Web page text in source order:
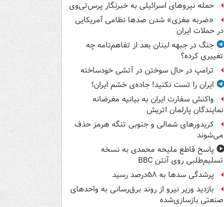
حمله نیروهای اسرائیلی به خبرنگار پرس‌تی‌وی
«ضربه مغزی» شدن صدها نظامی آمریکایی
در حملات ایران
جنگ در جبهه لبنان بعد از تفاهم‌نامه چه
تغییری کرده؟
ترامپ در حال سوختن در آتشی خودساخته
ایران را تست نکنید! جاده‌ی خشم ایران!
واکنش سفارت ایران به بیانیه مغرضانه
نمایندگان پارلمان اتریش
کریدورهای شمالی و جنوبی تنگه هرمز حذف
می‌شوند
پاسخ قاطع ملیحه محمدی به نسخه
تسلیم‌طلبی روی آنتن BBC
پرشدگی سدها به ۵۸درصد رسید
بازدید وزیر نیرو از روند برق‌رسانی به واحدهای
صنعتی بازسازی‌شده